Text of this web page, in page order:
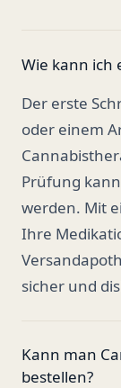
Wie kann ich
Der erste
oder einem
Prüfung
werden. Mit
Ihre
sicher und
Kann man
bestellen?